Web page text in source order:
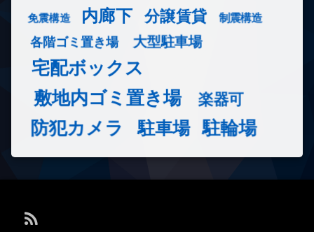
免震構造 内廊下 分譲賃貸 制震構造
各階ゴミ置き場 大型駐車場
宅配ボックス
敷地内ゴミ置き場
楽器可
防犯カメラ 駐車場 駐輪場
RSS